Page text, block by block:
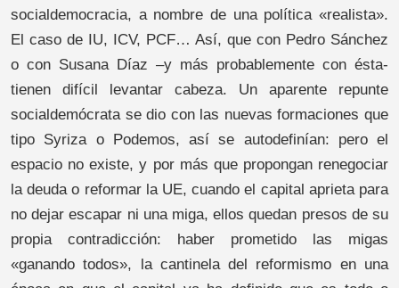
socialdemocracia, a nombre de una política «realista».
El caso de IU, ICV, PCF… Así, que con Pedro Sánchez
o con Susana Díaz –y más probablemente con ésta-
tienen difícil levantar cabeza. Un aparente repunte
socialdemócrata se dio con las nuevas formaciones que
tipo Syriza o Podemos, así se autodefinían: pero el
espacio no existe, y por más que propongan renegociar
la deuda o reformar la UE, cuando el capital aprieta para
no dejar escapar ni una miga, ellos quedan presos de su
propia contradicción: haber prometido las migas
«ganando todos», la cantinela del reformismo en una